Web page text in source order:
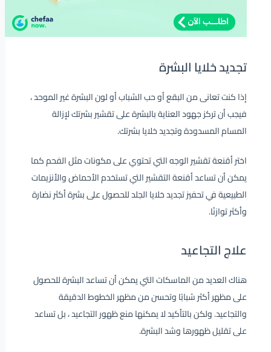
تجديد خلايا البشرة
إذا كنت تعانى من البقع أو حب الشباب أو لون البشرة غير الموحد ،
فيجب أن تركز جهود العناية بالبشرة على تقشير بشرتك لإزالة
المسام المسدودة وتجديد خلايا بشرتك.
اختر أقنعة تقشير الوجه التي تحتوي على مكونات مثل الفحم كما
يمكن أن تساعد أقنعة التقشير التي تستخدم الأحماض والأنزيمات
الطبيعية في تحفيز تجديد خلايا الجلد للحصول على بشرة أكثر نضارة
وأكثر توازنًا.
علاج التجاعيد
هناك العديد من الماسكات التي يمكن أن تساعد البشرة للحصول
على مظهر أكثر شبابًا وتحسن من مظهر الخطوط الدقيقة
والتجاعيد. ولكن بالتأكيد لا يمكنها منع ظهور التجاعيد ، بل تساعد
على تقليل ظهورها وشد البشرة.